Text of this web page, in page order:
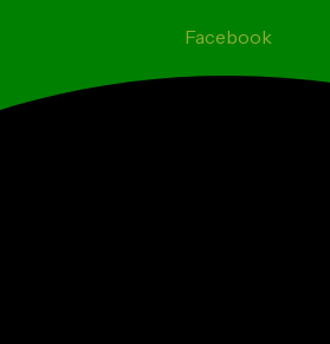
Facebook